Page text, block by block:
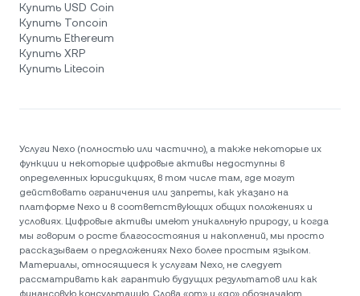
Купить USD Coin
Купить Toncoin
Купить Ethereum
Купить XRP
Купить Litecoin
Услуги Nexo (полностью или частично), а также некоторые их
функции и некоторые цифровые активы недоступны в
определенных юрисдикциях, в том числе там, где могут
действовать ограничения или запреты, как указано на
платформе Nexo и в соответствующих общих положениях и
условиях. Цифровые активы имеют уникальную природу, и когда
мы говорим о росте благосостояния и накоплений, мы просто
рассказываем о предложениях Nexo более простым языком.
Материалы, относящиеся к услугам Nexo, не следует
рассматривать как гарантию будущих результатов или как
финансовую консультацию. Слова «от» и «до» обозначают